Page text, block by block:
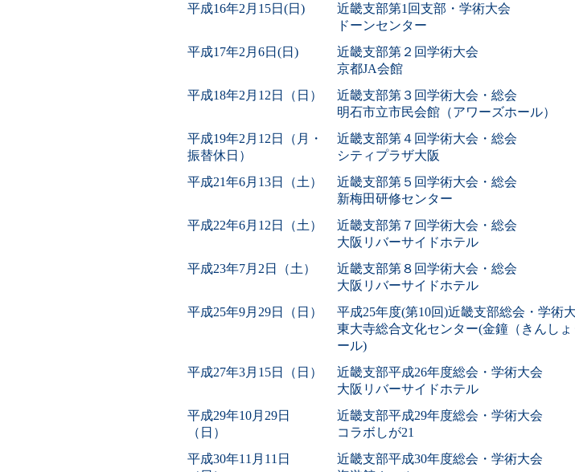
平成16年2月15日(日)
近畿支部第1回支部・学術大会
ドーンセンター
平成17年2月6日(日)
近畿支部第２回学術大会
京都JA会館
平成18年2月12日（日）
近畿支部第３回学術大会・総会
明石市立市民会館（アワーズホール）
平成19年2月12日（月・
振替休日）
近畿支部第４回学術大会・総会
シティプラザ大阪
平成21年6月13日（土）
近畿支部第５回学術大会・総会
新梅田研修センター
平成22年6月12日（土）
近畿支部第７回学術大会・総会
大阪リバーサイドホテル
平成23年7月2日（土）
近畿支部第８回学術大会・総会
大阪リバーサイドホテル
平成25年9月29日（日）
平成25年度(第10回)近畿支部総会・学術
東大寺総合文化センター(金鐘（きんしょ
ール)
平成27年3月15日（日）
近畿支部平成26年度総会・学術大会
大阪リバーサイドホテル
平成29年10月29日
（日）
近畿支部平成29年度総会・学術大会
コラボしが21
平成30年11月11日
近畿支部平成30年度総会・学術大会